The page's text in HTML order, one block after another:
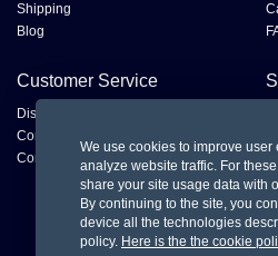
Shipping
Blog
Customer Service
Disputes
Contact Seller
Contact us
We use cookies to improve user
analyze website traffic. For
share your site usage data with
By continuing to the site, you
device all the technologies
policy. Here is the the cookie